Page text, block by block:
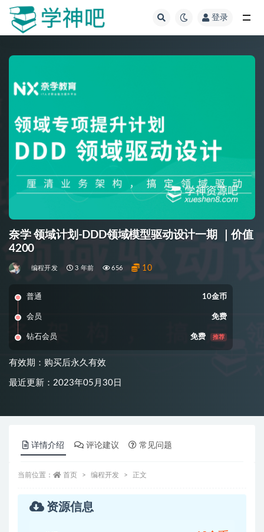
登录
奈学 领域计划-DDD领域模型驱动设计一期 ｜价值
4200
编程开发 3 年前 656 10
普通 10金币
会员 免费
钻石会员 免费 推荐
有效期：购买后永久有效
最近更新：2023年05月30日
详情介绍 评论建议 常见问题
当前位置： 首页 编程开发 正文
资源信息